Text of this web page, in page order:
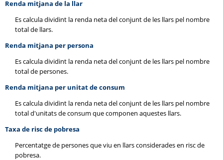
Renda mitjana de la llar
Es calcula dividint la renda neta del conjunt de les llars pel nombre
total de llars.
Renda mitjana per persona
Es calcula dividint la renda neta del conjunt de les llars pel nombre
total de persones.
Renda mitjana per unitat de consum
Es calcula dividint la renda neta del conjunt de les llars pel nombre
total d'unitats de consum que componen aquestes llars.
Taxa de risc de pobresa
Percentatge de persones que viu en llars considerades en risc de
pobresa.